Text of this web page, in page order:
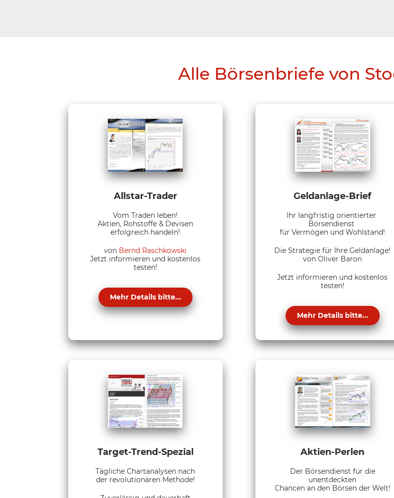
Alle Börsenbriefe von
Allstar-Trader
Vom Traden leben!
Aktien, Rohstoffe & Devisen
erfolgreich handeln!
von Bernd Raschkowski
Jetzt informieren und kostenlos
testen!
Mehr Details bitte...
Geldanlage-Brief
Ihr langfristig orientierter
Börsendienst
für Vermögen und Wohlstand!
Die Strategie für Ihre Geldanlage!
von Oliver Baron
Jetzt informieren und kostenlos
testen!
Mehr Details bitte...
Target-Trend-Spezial
Tägliche Chartanalysen nach
der revolutionären Methode!
Aktien-Perlen
Der Börsendienst für die
unentdeckten
Chancen an den Börsen der Welt!